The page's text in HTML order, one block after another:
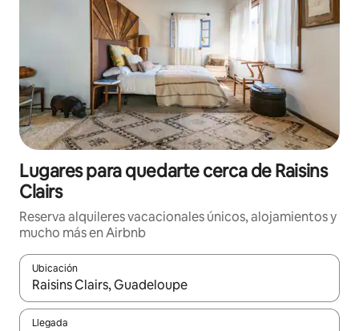
Lugares para quedarte cerca de Raisins
Clairs
Reserva alquileres vacacionales únicos, alojamientos y
mucho más en Airbnb
Ubicación
Cuando los resultados estén disponibles, navega con las
Llegada